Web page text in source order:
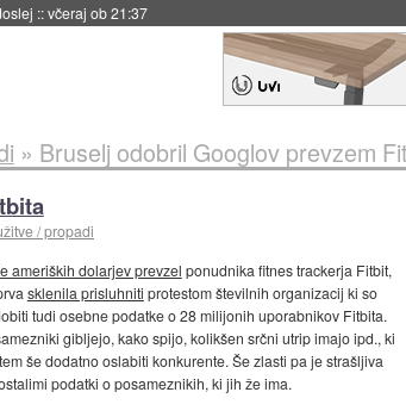
::včeraj ob 21:37
» Bruselj odobril Googlov prevzem
/ propadi
ameriških dolarjev prevzel ponudnika fitnes trackerja Fitbit,
sklenila prisluhniti protestom številnih organizacij ki so
tudi osebne podatke o 28 milijonih uporabnikov Fitbita.
gibljejo, kako spijo, kolikšen srčni utrip imajo ipd., ki
še dodatno oslabiti konkurente. Še zlasti pa je strašljiva
podatki o posameznikih, ki jih že ima.